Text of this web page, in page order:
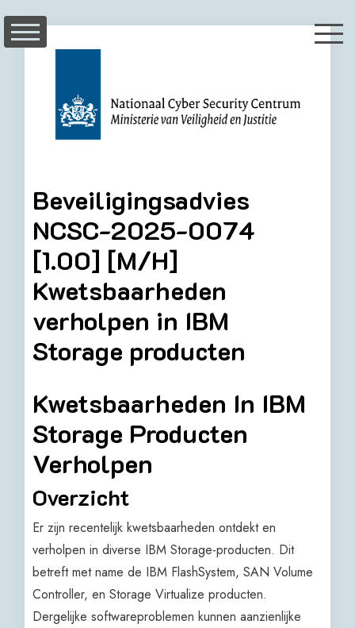
Beveiligingsadvies
NCSC-2025-0074
[1.00] [M/H]
Kwetsbaarheden
verholpen in IBM
Storage producten
Kwetsbaarheden In IBM
Storage Producten
Verholpen
Overzicht
Er zijn recentelijk kwetsbaarheden ontdekt en
verholpen in diverse IBM Storage-producten. Dit
betreft met name de IBM FlashSystem, SAN Volume
Controller, en Storage Virtualize producten.
Dergelijke softwareproblemen kunnen aanzienlijke